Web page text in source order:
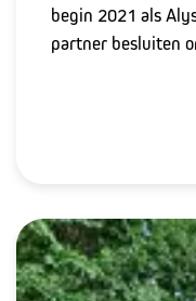
begin 2021 als
partner besluiten